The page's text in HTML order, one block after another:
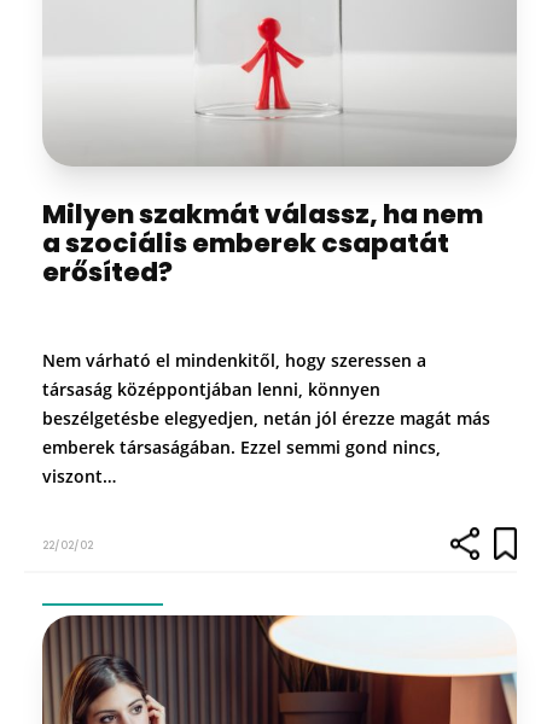
Milyen szakmát válassz, ha nem
a szociális emberek csapatát
erősíted?
Nem várható el mindenkitől, hogy szeressen a
társaság középpontjában lenni, könnyen
beszélgetésbe elegyedjen, netán jól érezze magát más
emberek társaságában. Ezzel semmi gond nincs,
viszont…
22/02/02